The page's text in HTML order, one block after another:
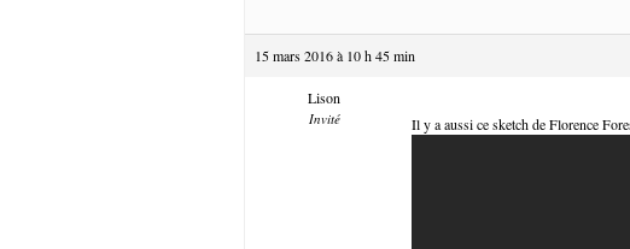
15 mars 2016 à 10 h 45 min
Lison
Invité Il y a aussi ce sketch de Florence